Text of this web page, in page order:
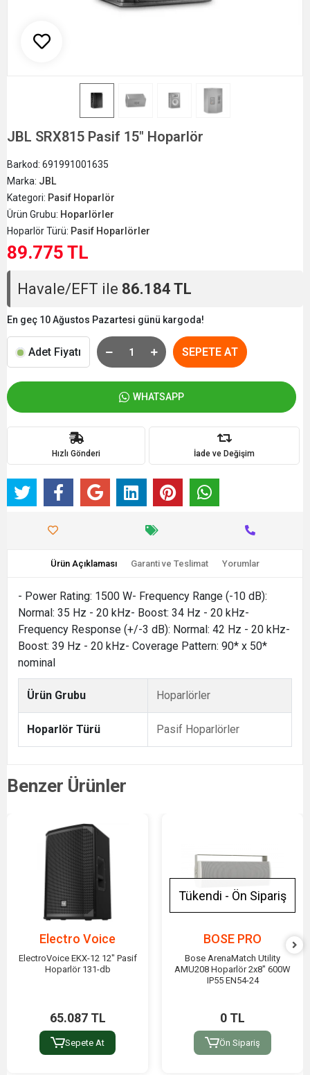
JBL SRX815 Pasif 15" Hoparlör
Barkod: 691991001635
Marka: JBL
Kategori: Pasif Hoparlör
Ürün Grubu: Hoparlörler
Hoparlör Türü: Pasif Hoparlörler
89.775 TL
Havale/EFT ile 86.184 TL
En geç 10 Ağustos Pazartesi günü kargoda!
Adet Fiyatı SEPETE AT
WHATSAPP
Hızlı Gönderi İade ve Değişim
Ürün Açıklaması Garanti ve Teslimat Yorumlar
- Power Rating: 1500 W- Frequency Range (-10 dB):
Normal: 35 Hz - 20 kHz- Boost: 34 Hz - 20 kHz-
Frequency Response (+/-3 dB): Normal: 42 Hz - 20 kHz-
Boost: 39 Hz - 20 kHz- Coverage Pattern: 90* x 50*
nominal
Ürün Grubu Hoparlörler
Hoparlör Türü Pasif Hoparlörler
Benzer Ürünler
Electro Voice
ElectroVoice EKX-12 12" Pasif
Hoparlör 131-db
65.087 TL
Sepete At
Tükendi - Ön Sipariş
BOSE PRO
Bose ArenaMatch Utility
AMU208 Hoparlör 2x8" 600W
IP55 EN54-24
0 TL
Ön Sipariş